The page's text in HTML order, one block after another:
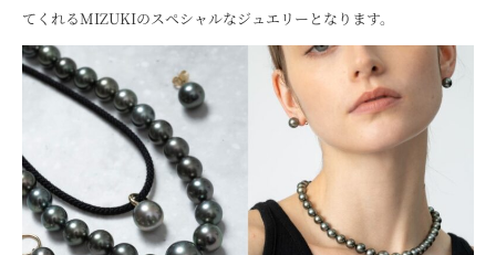
てくれるMIZUKIのスペシャルなジュエリーとなります。